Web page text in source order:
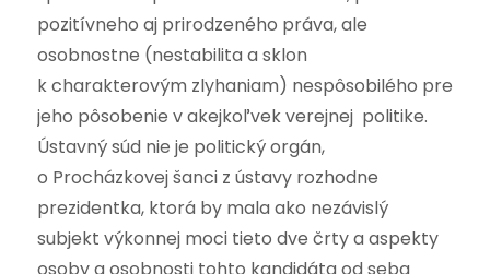
pozitívneho aj prirodzeného práva, ale
osobnostne (nestabilita a sklon
k charakterovým zlyhaniam) nespôsobilého pre
jeho pôsobenie v akejkoľvek verejnej politike.
Ústavný súd nie je politický orgán,
o Procházkovej šanci z ústavy rozhodne
prezidentka, ktorá by mala ako nezávislý
subjekt výkonnej moci tieto dve črty a aspekty
osoby a osobnosti tohto kandidáta od seba